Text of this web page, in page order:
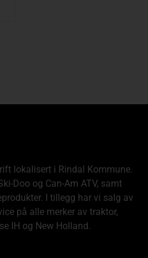
lokalisert i Rindal Kommune.
Doo og Can-Am ATV, samt
I tillegg har vi salg av
på alle merker av traktor,
IH og New Holland.